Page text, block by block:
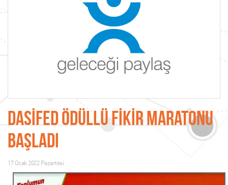
DASİFED ÖDÜLLÜ FİKİR MARATONU
BAŞLADI
17 Ocak 2022 Pazartesi